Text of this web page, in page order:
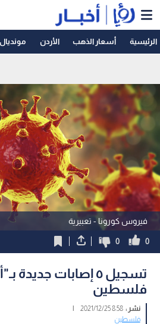
الرئيسية أسعار الذهب الأردن مونديال 2026
فيروس كورونا - تعبيرية
0
0
تسجيل ٥ إصابات
فلسطين
نشر :8:58 2021/12/25
|
فلسطين